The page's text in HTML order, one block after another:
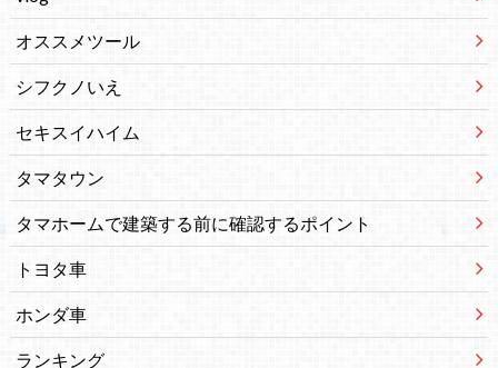
オススメツール
シフクノいえ
セキスイハイム
タマタウン
タマホームで建築する前に確認するポイント
トヨタ車
ホンダ車
ランキング